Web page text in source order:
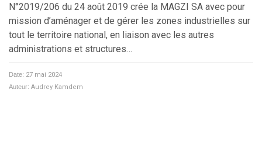
N°2019/206 du 24 août 2019 crée la MAGZI SA avec pour
mission d’aménager et de gérer les zones industrielles sur
tout le territoire national, en liaison avec les autres
administrations et structures…
Date: 27 mai 2024
Auteur: Audrey Kamdem